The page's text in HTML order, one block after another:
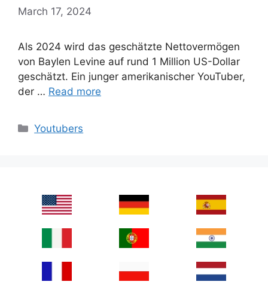
March 17, 2024
Als 2024 wird das geschätzte Nettovermögen
von Baylen Levine auf rund 1 Million US-Dollar
geschätzt. Ein junger amerikanischer YouTuber,
der … Read more
Categories
Youtubers